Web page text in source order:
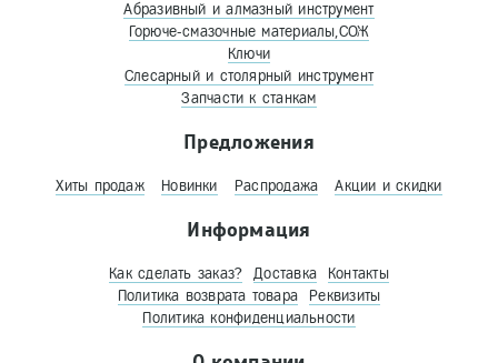
Абразивный и алмазный инструмент
Горюче-смазочные материалы,СОЖ
Ключи
Слесарный и столярный инструмент
Запчасти к станкам
Предложения
Хиты продаж Новинки Распродажа Акции и скидки
Информация
Как сделать заказ? Доставка
Контакты
Политика возврата товара
Реквизиты
Политика конфиденциальности